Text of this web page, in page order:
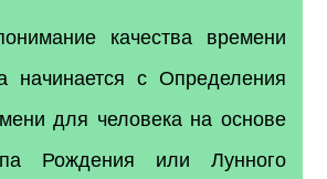
качества времени
начинается с Определения
для человека на основе
Рождения или Лунного